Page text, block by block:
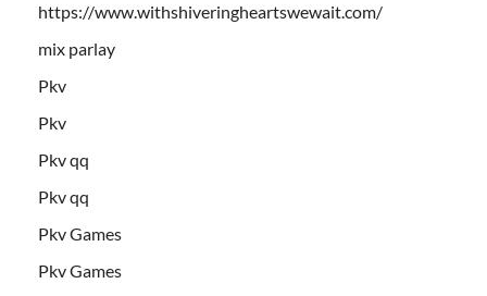
https://www.withshiveringheartswewait.com/
mix parlay
Pkv
Pkv
Pkv qq
Pkv qq
Pkv Games
Pkv Games